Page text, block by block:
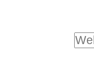
Website